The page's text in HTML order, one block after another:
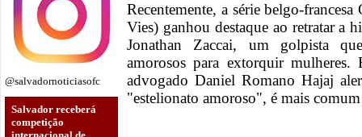
@salvadornoticiasofc
Salvador receberá
competição
Recentemente, a série belgo-
Vies) ganhou destaque ao retratar a
Jonathan Zaccai, um golpista
amorosos para extorquir
advogado Daniel Romano Hajaj
"estelionato amoroso", é mais